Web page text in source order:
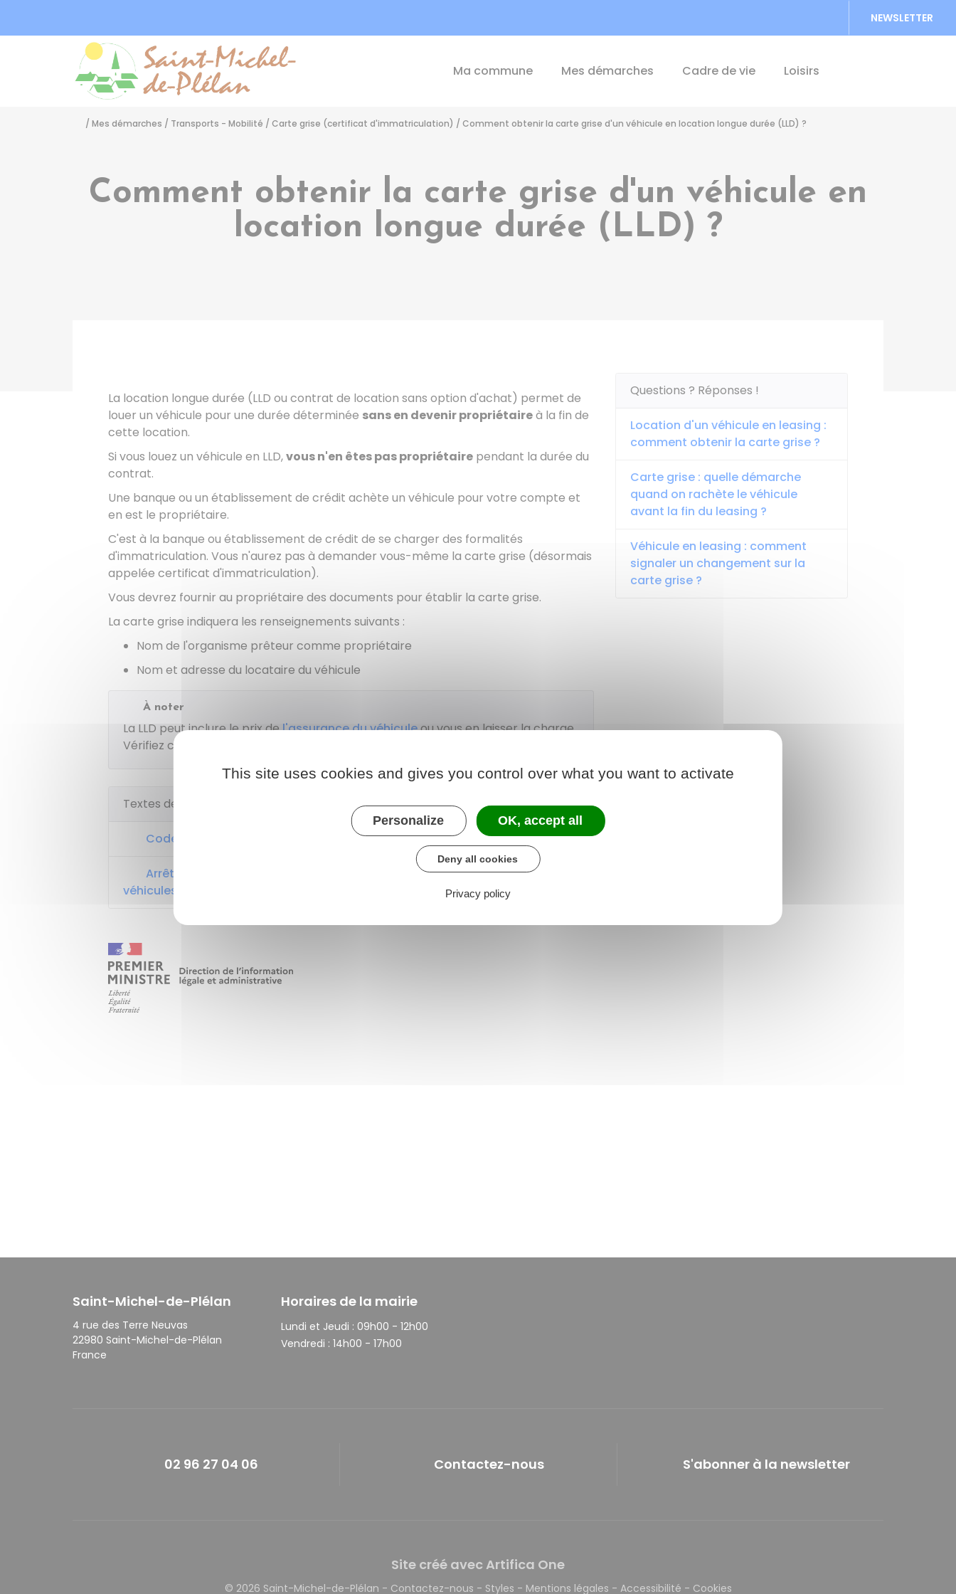
NEWSLETTER
Ma commune Mes démarches Cadre de vie Loisirs
/ Mes démarches / Transports - Mobilité / Carte grise (certificat d'immatriculation) / Comment obtenir la carte grise d'un véhicule en location longue durée (LLD) ?
Comment obtenir la carte grise d'un véhicule en
location longue durée (LLD) ?
La location longue durée (LLD ou contrat de location sans option d'achat) permet de
louer un véhicule pour une durée déterminée sans en devenir propriétaireà la fin de
cette location.
Si vous louez un véhicule en LLD,vous n'en êtes pas propriétaire pendant la durée du
contrat.
Une banque ou un établissement de crédit achète un véhicule pour votre compte et
en est le propriétaire.
C'est à la banque ou établissement de crédit de se charger des formalités
d'immatriculation. Vous n'aurez pas à demander vous-même la carte grise (désormais
appelée certificat d'immatriculation).
Vous devrez fournir au propriétaire des documents pour établir la carte grise.
La carte grise indiquera les renseignements suivants :
Nom de l'organisme prêteur comme propriétaire
Nom et adresse du locataire du véhicule
À noter
La LLD peut inclure le prix del'assurance du véhiculeou vous en laisser la charge.
Vérifiez cet élément avec le loueur.
Textes de référence
Code de la route : articles R322-1 à R322-14
Arrêté du 9 février 2009 relatif aux modalités d'immatriculation des
véhicules
Questions ? Réponses !
Location d'un véhicule en leasing :
comment obtenir la carte grise ?
Carte grise : quelle démarche
quand on rachète le véhicule
avant la fin du leasing ?
Véhicule en leasing : comment
signaler un changement sur la
carte grise ?
Saint-Michel-de-Plélan
4 rue des Terre Neuvas
22980 Saint-Michel-de-Plélan
France
Horaires de la mairie
Lundi et Jeudi : 09h00 - 12h00
Vendredi : 14h00 - 17h00
02 96 27 04 06 Contactez-nous S'abonner à la newsletter
Site créé avec Artifica One
© 2026 Saint-Michel-de-Plélan - Contactez-nous - Styles - Mentions légales - Accessibilité - Cookies
This site uses cookies and gives you control over what you want to activate
Personalize OK, accept all
Deny all cookies
Privacy policy